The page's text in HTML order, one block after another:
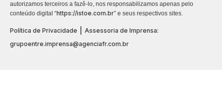
autorizamos terceiros a fazê-lo, nos responsabilizamos apenas pelo
conteúdo digital “https://istoe.com.br” e seus respectivos sites.
Política de Privacidade
Assessoria de Imprensa:
grupoentre.imprensa@agenciafr.com.br